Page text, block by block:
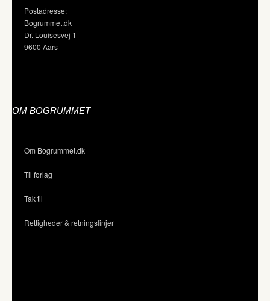
Postadresse:
Bogrummet.dk
Dr. Louisesvej 1
9600 Aars
OM BOGRUMMET
Om Bogrummet.dk
Til forlag
Tak til
Rettigheder & retningslinjer